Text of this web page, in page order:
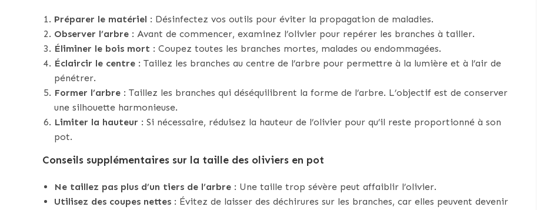
Préparer le matériel : Désinfectez vos outils pour éviter la propagation de maladies.
Observer l’arbre : Avant de commencer, examinez l’olivier pour repérer les branches à tailler.
Éliminer le bois mort : Coupez toutes les branches mortes, malades ou endommagées.
Éclaircir le centre : Taillez les branches au centre de l’arbre pour permettre à la lumière et à l’air de
pénétrer.
Former l’arbre : Taillez les branches qui déséquilibrent la forme de l’arbre. L’objectif est de conserver
une silhouette harmonieuse.
Limiter la hauteur : Si nécessaire, réduisez la hauteur de l’olivier pour qu’il reste proportionné à son
pot.
Conseils supplémentaires sur la taille des oliviers en pot
Ne taillez pas plus d’un tiers de l’arbre : Une taille trop sévère peut affaiblir l’olivier.
Utilisez des coupes nettes : Évitez de laisser des déchirures sur les branches, car elles peuvent devenir